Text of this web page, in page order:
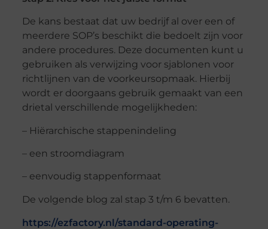
De kans bestaat dat uw bedrijf al over een of
meerdere SOP’s beschikt die bedoelt zijn voor
andere procedures. Deze documenten kunt u
gebruiken als verwijzing voor sjablonen voor
richtlijnen van de voorkeursopmaak. Hierbij
wordt er doorgaans gebruik gemaakt van een
drietal verschillende mogelijkheden:
– Hiërarchische stappenindeling
– een stroomdiagram
– eenvoudig stappenformaat
De volgende blog zal stap 3 t/m 6 bevatten.
https://ezfactory.nl/standard-operating-